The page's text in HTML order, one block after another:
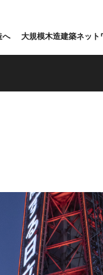
へ 大規模木造建築ネット